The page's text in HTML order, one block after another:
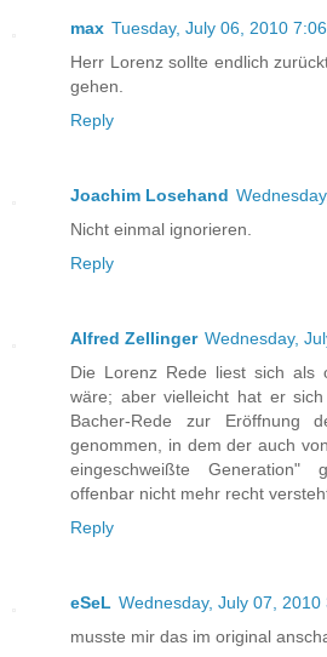
max Tuesday, July 06, 2010
Herr Lorenz sollte endlich
gehen.
Reply
Joachim Losehand
Nicht einmal ignorieren.
Reply
Alfred Zellinger Wednesday,
Die Lorenz Rede liest sich als
wäre; aber vielleicht hat er
Bacher-Rede zur Eröffnung
genommen, in dem der auch
eingeschweißte
offenbar nicht mehr recht
Reply
eSeL Wednesday, July 07, 2010
musste mir das im original